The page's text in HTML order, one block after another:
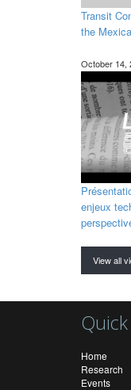
Transit
the
October 14,
enjeux
View all
Home
Research
Events